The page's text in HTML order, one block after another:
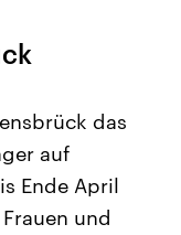
das
auf
Ende April
und